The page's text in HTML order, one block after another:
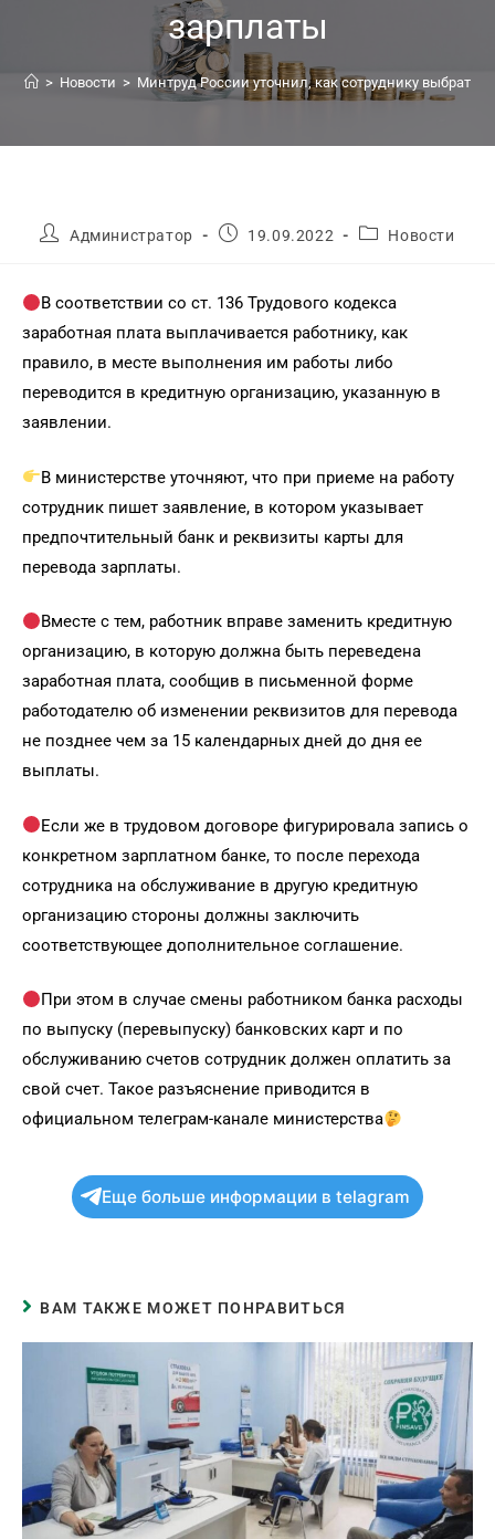
зарплаты
> Новости > Минтруд России уточнил, как сотруднику выбрать
Администратор 19.09.2022 Новости
В соответствии со ст. 136 Трудового кодекса
заработная плата выплачивается работнику, как
правило, в месте выполнения им работы либо
переводится в кредитную организацию, указанную в
заявлении.
В министерстве уточняют, что при приеме на работу
сотрудник пишет заявление, в котором указывает
предпочтительный банк и реквизиты карты для
перевода зарплаты.
Вместе с тем, работник вправе заменить кредитную
организацию, в которую должна быть переведена
заработная плата, сообщив в письменной форме
работодателю об изменении реквизитов для перевода
не позднее чем за 15 календарных дней до дня ее
выплаты.
Если же в трудовом договоре фигурировала запись о
конкретном зарплатном банке, то после перехода
сотрудника на обслуживание в другую кредитную
организацию стороны должны заключить
соответствующее дополнительное соглашение.
При этом в случае смены работником банка расходы
по выпуску (перевыпуску) банковских карт и по
обслуживанию счетов сотрудник должен оплатить за
свой счет. Такое разъяснение приводится в
официальном телеграм-канале министерства
Еще больше информации в telagram
ВАМ ТАКЖЕ МОЖЕТ ПОНРАВИТЬСЯ